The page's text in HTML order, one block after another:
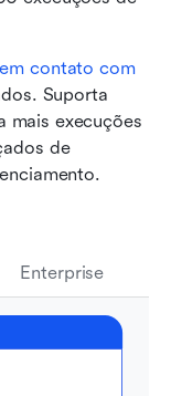
contato com
Suporta
mais execuções
de
Enterprise